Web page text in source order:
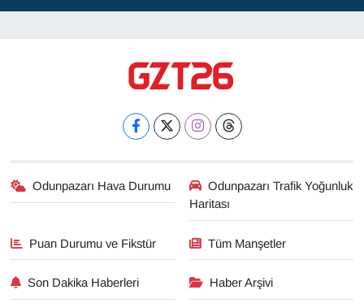
Odunpazarı Hava Durumu
Odunpazarı Trafik Yoğunluk
Haritası
Puan Durumu ve Fikstür Tüm Manşetler
Son Dakika Haberleri Haber Arşivi